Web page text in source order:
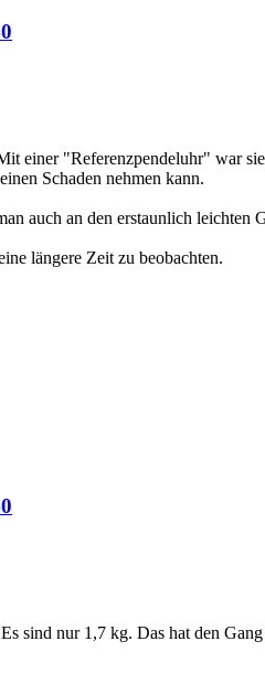
einer "Referenzpendeluhr" war
Schaden nehmen kann.
auch an den erstaunlich
längere Zeit zu beobachten.
sind nur 1,7 kg. Das hat den